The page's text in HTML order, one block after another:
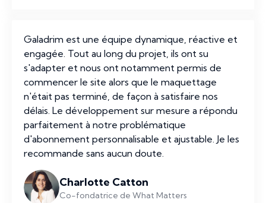
Galadrim est une équipe dynamique, réactive et
engagée. Tout au long du projet, ils ont su
s'adapter et nous ont notamment permis de
commencer le site alors que le maquettage
n'était pas terminé, de façon à satisfaire nos
délais. Le développement sur mesure a répondu
parfaitement à notre problématique
d'abonnement personnalisable et ajustable. Je les
recommande sans aucun doute.
Charlotte Catton
Co-fondatrice de What Matters